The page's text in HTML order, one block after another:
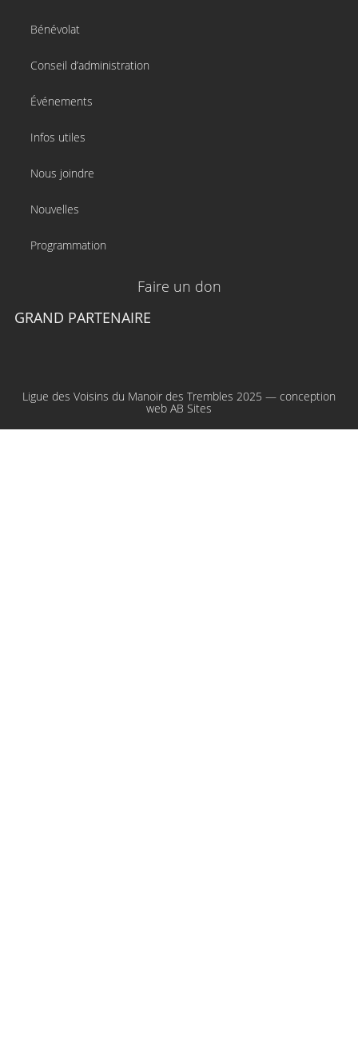
Bénévolat
Conseil d’administration
Événements
Infos utiles
Nous joindre
Nouvelles
Programmation
Faire un don
GRAND PARTENAIRE
Ligue des Voisins du Manoir des Trembles 2025 — conception
web AB Sites